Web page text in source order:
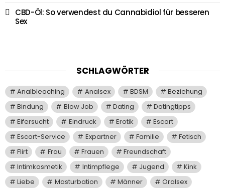
CBD-Öl: So verwendest du Cannabidiol für besseren
Sex
SCHLAGWÖRTER
Analbleaching Analsex BDSM
Beziehung
Bindung
Blow Job Dating
Datingtipps
Eifersucht
Eindruck Erotik
Escort
Escort-Service
Expartner Familie
Fetisch
Flirt
Frau Frauen
Freundschaft
Intimkosmetik
Intimpflege Jugend
Kink
Liebe
Masturbation Männer
Oralsex